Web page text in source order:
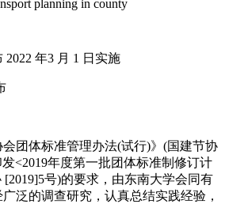
planning in county
2022 年3 月 1 日实施
团体标准管理办法(试行)》(国建节协
<2019年度第一批团体标准制修订计
号)的要求，由东南大学会同有
泛的调查研究，认真总结实践经验，